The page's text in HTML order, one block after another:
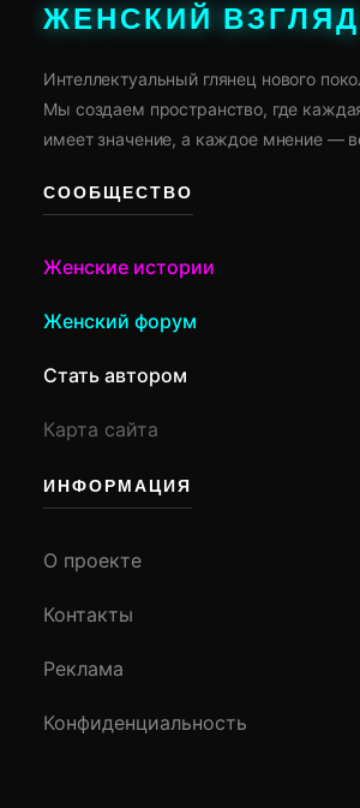
ЖЕНСКИЙ ВЗГЛЯД
Интеллектуальный глянец нового
Мы создаем пространство, где
имеет значение, а каждое мнение —
СООБЩЕСТВО
Женские истории
Женский форум
Стать автором
Карта сайта
ИНФОРМАЦИЯ
О проекте
Контакты
Реклама
Конфиденциальность